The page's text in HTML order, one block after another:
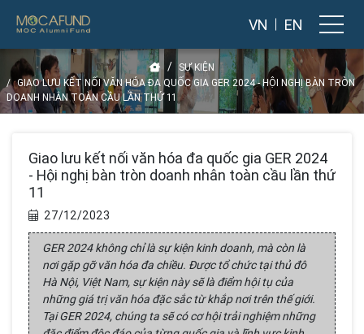
VN EN
SỰ KIỆN
GIAO LƯU KẾT NỐI VĂN HÓA ĐA QUỐC GIA GER 2024 - HỘI NGHỊ BÀN TRÒN
DOANH NHÂN TOÀN CẦU LẦN THỨ 11
Giao lưu kết nối văn hóa đa quốc gia GER 2024
- Hội nghị bàn tròn doanh nhân toàn cầu lần thứ
11
27/12/2023
GER 2024 không chỉ là sự kiện kinh doanh, mà còn là
nơi gặp gỡ văn hóa đa chiều. Được tổ chức tại thủ đô
Hà Nội, Việt Nam, sự kiện này sẽ là điểm hội tụ của
những giá trị văn hóa đặc sắc từ khắp nơi trên thế giới.
Tại GER 2024, chúng ta sẽ có cơ hội trải nghiệm những